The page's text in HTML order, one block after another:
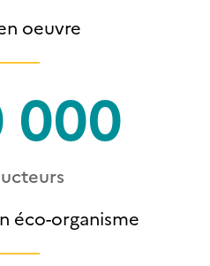
oeuvre
000
éco-organisme